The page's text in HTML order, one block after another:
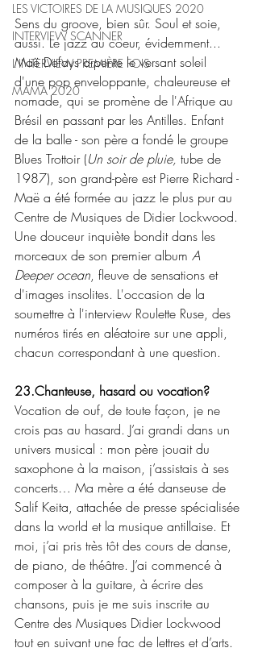
LES VICTOIRES DE LA MUSIQUES 2020
INTERVIEW SCANNER
L'INTERVIEW PREMIÈRE FOIS
MAMA 2020
Sens du groove, bien sûr. Soul et soie,
aussi. Le jazz au coeur, évidemment...
Maë Defays arpente le versant soleil
d'une pop enveloppante, chaleureuse et
nomade, qui se promène de l'Afrique au
Brésil en passant par les Antilles. Enfant
de la balle - son père a fondé le groupe
Blues Trottoir (Un soir de pluie, tube de
1987), son grand-père est Pierre Richard -
Maë a été formée au jazz le plus pur au
Centre de Musiques de Didier Lockwood.
Une douceur inquiète bondit dans les
morceaux de son premier album A
Deeper ocean, fleuve de sensations et
d'images insolites. L'occasion de la
soumettre à l'interview Roulette Ruse, des
numéros tirés en aléatoire sur une appli,
chacun correspondant à une question.
23.Chanteuse, hasard ou vocation?
Vocation de ouf, de toute façon, je ne
crois pas au hasard. J’ai grandi dans un
univers musical : mon père jouait du
saxophone à la maison, j’assistais à ses
concerts… Ma mère a été danseuse de
Salif Keita, attachée de presse spécialisée
dans la world et la musique antillaise. Et
moi, j’ai pris très tôt des cours de danse,
de piano, de théâtre. J’ai commencé à
composer à la guitare, à écrire des
chansons, puis je me suis inscrite au
Centre des Musiques Didier Lockwood
tout en suivant une fac de lettres et d’arts.